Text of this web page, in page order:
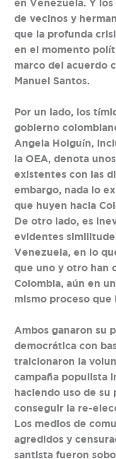
en Venezuela. Y
de vecinos y
que la profunda
en el momento
marco del acuerdo
Manuel
Por un lado, los
gobierno
Angela Holguín,
la OEA, denota
existentes con las
embargo, nada lo
que huyen hacia
De otro lado, es
evidentes
Venezuela, en lo
que uno y otro han
Colombia, aún en
mismo proceso que
Ambos ganaron su
democrática con
traicionaron la
campaña populista
haciendo uso de su
conseguir la re-
Los medios de
agredidos y
santista fueron